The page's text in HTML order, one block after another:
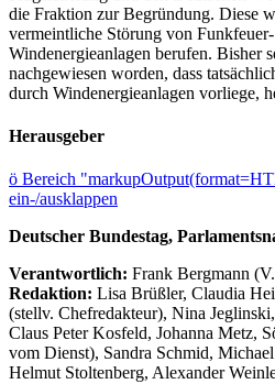
die Fraktion zur Begründung. Diese
vermeintliche Störung von
Windenergieanlagen berufen. Bisher
nachgewiesen worden, dass
durch Windenergieanlagen vorliege,
Herausgeber
ö Bereich
ein-/ausklappen
Deutscher Bundestag,
Verantwortlich: Frank Bergmann
Redaktion: Lisa Brüßler, Claudia
(stellv. Chefredakteur), Nina Jeglinski,
Claus Peter Kosfeld, Johanna Metz,
vom Dienst), Sandra Schmid,
Helmut Stoltenberg, Alexander